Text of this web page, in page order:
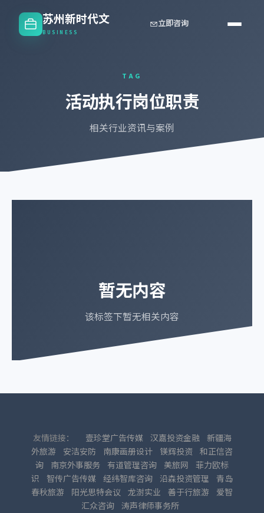
苏州新时代文
BUSINESS
立即咨询
TAG
活动执行岗位职责
相关行业资讯与案例
暂无内容
该标签下暂无相关内容
友情链接： 壹珍堂广告传媒 汉嘉投资金融
新疆海
外旅游
安洁安防 南康画册设计 镁辉投资 和正信咨
询
南京外事服务 有道管理咨询 美旅网
菲力欧标
识
智传广告传媒 经纬智库咨询 沿森投资管理
青岛
春秋旅游
阳光思特会议 龙澍实业 善于行旅游
爱智
汇众咨询 涛声律师事务所